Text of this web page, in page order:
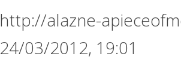
http://alazne-
24/03/2012, 19:01